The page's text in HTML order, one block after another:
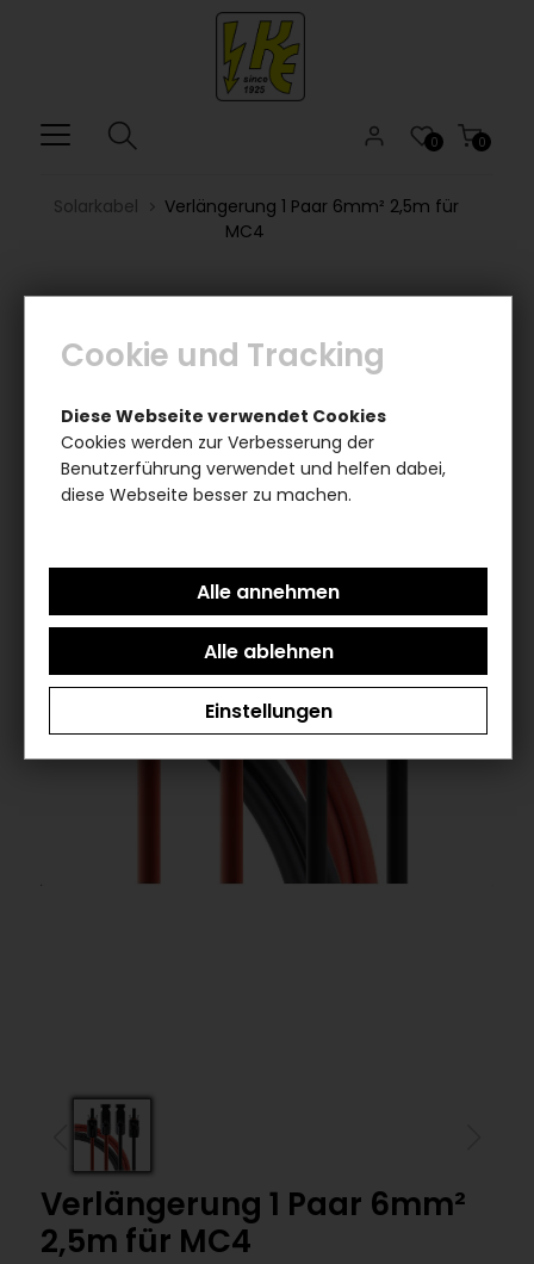
0
0
Solarkabel
Verlängerung 1 Paar 6mm² 2,5m für
MC4
Verlängerung 1 Paar 6mm²
2,5m für MC4
Cookie und Tracking
Diese Webseite verwendet Cookies
Cookies werden zur Verbesserung der
Benutzerführung verwendet und helfen dabei,
diese Webseite besser zu machen.
Einstellungen